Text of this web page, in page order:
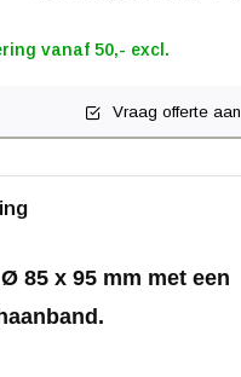
vanaf 50,- excl.
Vraag offerte aan
85 x 95 mm met een